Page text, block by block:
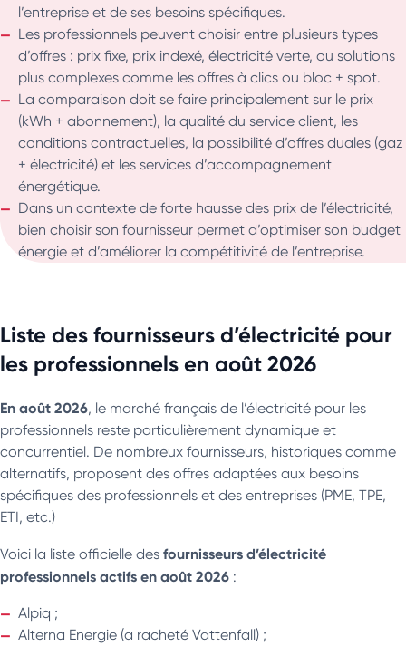
l’entreprise et de ses besoins spécifiques.
Les professionnels peuvent choisir entre plusieurs types
d’offres : prix fixe, prix indexé, électricité verte, ou solutions
plus complexes comme les offres à clics ou bloc + spot.
La comparaison doit se faire principalement sur le prix
(kWh + abonnement), la qualité du service client, les
conditions contractuelles, la possibilité d’offres duales (gaz
+ électricité) et les services d’accompagnement
énergétique.
Dans un contexte de forte hausse des prix de l’électricité,
bien choisir son fournisseur permet d’optimiser son budget
énergie et d’améliorer la compétitivité de l’entreprise.
Liste des fournisseurs d’électricité pour
les professionnels en août 2026
En août 2026, le marché français de l’électricité pour les
professionnels reste particulièrement dynamique et
concurrentiel. De nombreux fournisseurs, historiques comme
alternatifs, proposent des offres adaptées aux besoins
spécifiques des professionnels et des entreprises (PME, TPE,
ETI, etc.)
Voici la liste officielle des fournisseurs d’électricité
professionnels actifs en août 2026 :
Alpiq ;
Alterna Energie (a racheté Vattenfall) ;